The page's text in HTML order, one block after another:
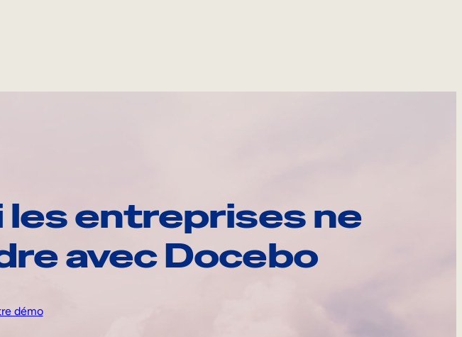
entreprises ne
avec Docebo
démo